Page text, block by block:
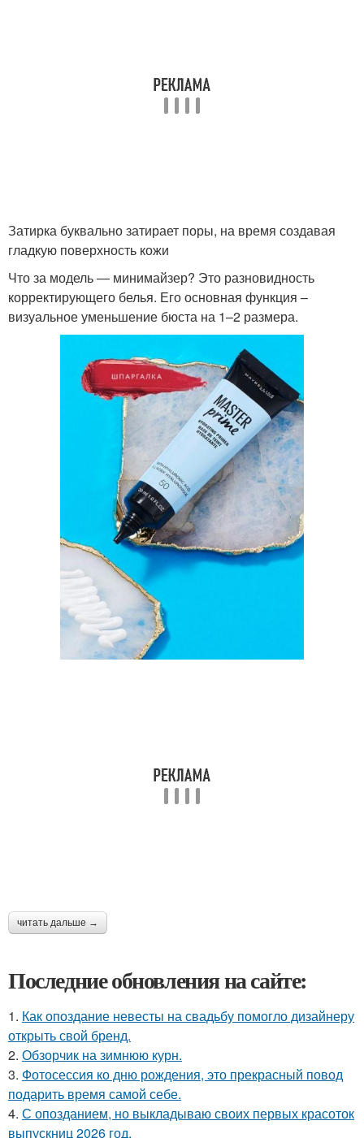
Затирка буквально затирает поры, на время создавая
гладкую поверхность кожи
Что за модель — минимайзер? Это разновидность
корректирующего белья. Его основная функция –
визуальное уменьшение бюста на 1–2 размера.
читать дальше →
Последние обновления на сайте:
1. Как опоздание невесты на свадьбу помогло дизайнеру
открыть свой бренд.
2. Обзорчик на зимнюю курн.
3. Фотосессия ко дню рождения, это прекрасный повод
подарить время самой себе.
4. С опозданием, но выкладываю своих первых красоток
выпускниц 2026 год.